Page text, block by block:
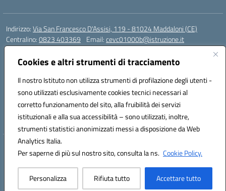
Cookies e altri strumenti di tracciamento
Il nostro Istituto non utilizza strumenti di profilazione degli utenti -
sono utilizzati esclusivamente cookies tecnici necessari al
corretto funzionamento del sito, alla fruibilità dei servizi
istituzionali e alla sua accessibilità – sono utilizzati, inoltre,
strumenti statistici anonimizzati messi a disposizione da Web
Analytics Italia.
Per saperne di più sul nostro sito, consulta la ns. Cookie Policy.
Personalizza Rifiuta tutto Accettare tutto
Indirizzo:Via San Francesco D'Assisi, 119 - 81024 Maddaloni (CE)
Centralino:0823 403369 Email:cevc01000b@istruzione.it
Posta elettronica certificata (PEC):
Codice fiscale: 80004990612 (Convitto) - 93044680614 (Scuole
Annesse)
Codice meccanografico:CEVC01000B
Codice Indice delle Pubbliche Amministrazioni (IPA): istsc_cevc01000b
Codice unico di fatturazione (CUF): ZUT1RT
Hosting & Powered by 3D Solution S.r.l.
Concept & Design by Designers Italia